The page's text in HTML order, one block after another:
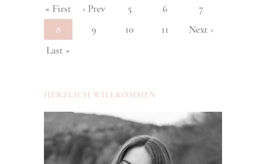
« First ‹ Prev 5 6
7
8
9 10 11
Next ›
Last »
HERZLICH WILLKOMMEN